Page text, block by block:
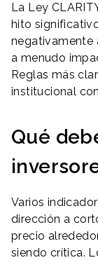
La Ley
hito
negativamente
a menudo
Reglas más
institucional
Qué
Varios
dirección a
precio
siendo crítica.